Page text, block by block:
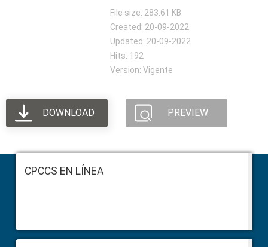
File size: 283.61 KB
Created: 20-09-2022
Updated: 20-09-2022
Hits: 192
Version: Vigente
DOWNLOAD PREVIEW
FooterCPCCS EN LÍNEA